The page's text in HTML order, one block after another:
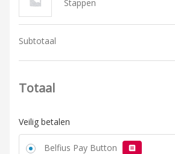
Stappen
Subtotaal
Totaal
Veilig betalen
Belfius Pay Button